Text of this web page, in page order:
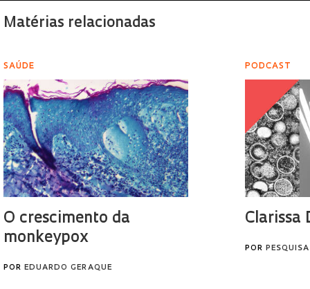
Matérias relacionadas
SAÚDE
O crescimento da
monkeypox
POR EDUARDO GERAQUE
PODCAST
Clarissa
POR